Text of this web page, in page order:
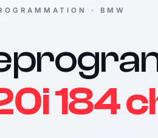
· BMW
184